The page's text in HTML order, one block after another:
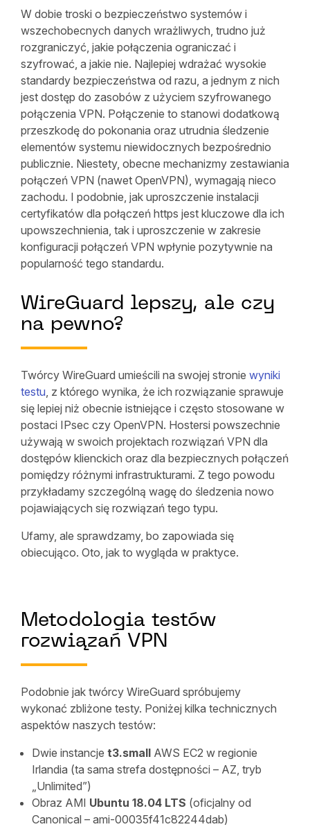
W dobie troski o bezpieczeństwo systemów i
wszechobecnych danych wrażliwych, trudno już
rozgraniczyć, jakie połączenia ograniczać i
szyfrować, a jakie nie. Najlepiej wdrażać wysokie
standardy bezpieczeństwa od razu, a jednym z nich
jest dostęp do zasobów z użyciem szyfrowanego
połączenia VPN. Połączenie to stanowi dodatkową
przeszkodę do pokonania oraz utrudnia śledzenie
elementów systemu niewidocznych bezpośrednio
publicznie. Niestety, obecne mechanizmy zestawiania
połączeń VPN (nawet OpenVPN), wymagają nieco
zachodu. I podobnie, jak uproszczenie instalacji
certyfikatów dla połączeń https jest kluczowe dla ich
upowszechnienia, tak i uproszczenie w zakresie
konfiguracji połączeń VPN wpłynie pozytywnie na
popularność tego standardu.
WireGuard lepszy, ale czy
na pewno?
Twórcy WireGuard umieścili na swojej stronie wyniki
testu, z którego wynika, że ich rozwiązanie sprawuje
się lepiej niż obecnie istniejące i często stosowane w
postaci IPsec czy OpenVPN. Hostersi powszechnie
używają w swoich projektach rozwiązań VPN dla
dostępów klienckich oraz dla bezpiecznych połączeń
pomiędzy różnymi infrastrukturami. Z tego powodu
przykładamy szczególną wagę do śledzenia nowo
pojawiających się rozwiązań tego typu.
Ufamy, ale sprawdzamy, bo zapowiada się
obiecująco. Oto, jak to wygląda w praktyce.
Metodologia testów
rozwiązań VPN
Podobnie jak twórcy WireGuard spróbujemy
wykonać zbliżone testy. Poniżej kilka technicznych
aspektów naszych testów:
Dwie instancje t3.small AWS EC2 w regionie
Irlandia (ta sama strefa dostępności – AZ, tryb
„Unlimited”)
Obraz AMI Ubuntu 18.04 LTS (oficjalny od
Canonical – ami-00035f41c82244dab)